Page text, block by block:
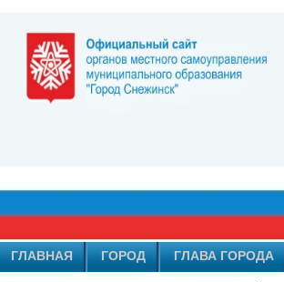
ГЛАВНАЯ ГОРОД ГЛАВА ГОРОДА